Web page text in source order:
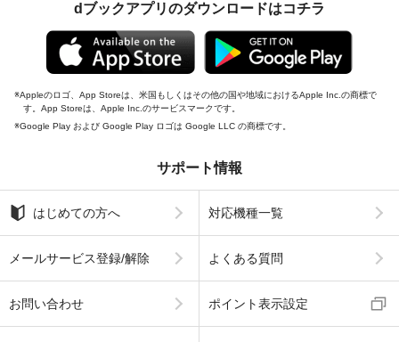
dブックアプリのダウンロードはコチラ
Appleのロゴ、App Storeは、米国もしくはその他の国や地域におけるApple Inc.の商標で
す。App Storeは、Apple Inc.のサービスマークです。
Google Play および Google Play ロゴは Google LLC の商標です。
サポート情報
はじめての方へ 対応機種一覧
メールサービス登録/解除 よくある質問
お問い合わせ ポイント表示設定